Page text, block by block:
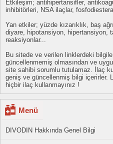
Etkileşim; antihipertansifler,
inhibitörleri, NSA ilaçlar,
Yan etkiler; yüzde kızarıklık, baş
diyare, hipotansiyon, hipertansiyon,
reaksiyonlar...
Bu sitede ve verilen linklerdeki
güncellenmemiş olmasından ve
site sahibi sorumlu tutulamaz. İlaç
geniş ve güncellenmiş bilgi içerirler.
hiçbir ilaç kullanmayınız !
Menü
DIVODIN Hakkında Genel Bilgi